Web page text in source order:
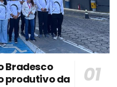
Bradesco
produtivo da